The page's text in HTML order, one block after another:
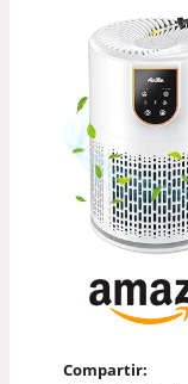
Compartir: